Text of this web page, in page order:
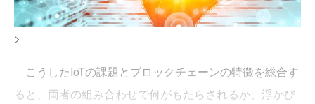
>
こうしたIoTの課題とブロックチェーンの特徴を総合す
ると、両者の組み合わせで何がもたらされるか、浮かび